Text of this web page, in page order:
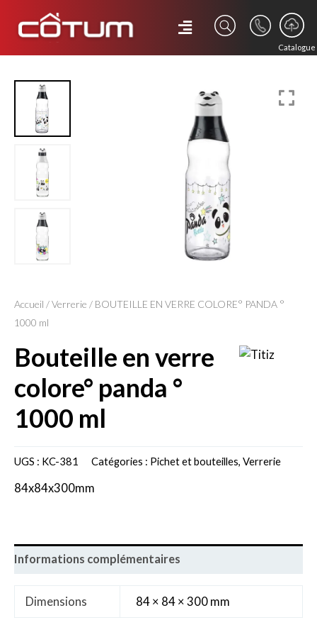
Catalogue
Accueil /Verrerie / BOUTEILLE EN VERRE COLORE° PANDA °
1000 ml
bouteille en verre
colore° panda °
1000 ml
UGS : KC-381 Catégories : Pichet et bouteilles, Verrerie
84x84x300mm
Informations complémentaires
Dimensions 84 × 84 × 300 mm